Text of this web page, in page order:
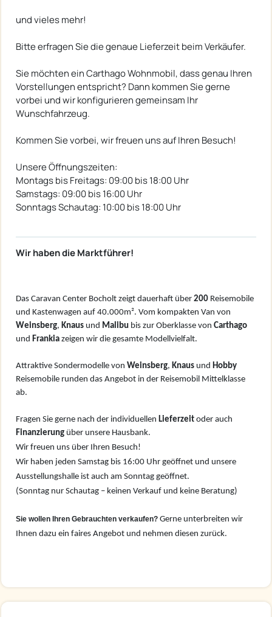
und vieles mehr!
Bitte erfragen Sie die genaue Lieferzeit beim Verkäufer.
Sie möchten ein Carthago Wohnmobil, dass genau Ihren
Vorstellungen entspricht? Dann kommen Sie gerne
vorbei und wir konfigurieren gemeinsam Ihr
Wunschfahrzeug.
Kommen Sie vorbei, wir freuen uns auf Ihren Besuch!
Unsere Öffnungszeiten:
Montags bis Freitags: 09:00 bis 18:00 Uhr
Samstags: 09:00 bis 16:00 Uhr
Sonntags Schautag: 10:00 bis 18:00 Uhr
Wir haben die Marktführer!
Das Caravan Center Bocholt zeigt dauerhaft über 200 Reisemobile
und Kastenwagen auf 40.000m². Vom kompakten Van von
Weinsberg, Knaus und Malibu bis zur Oberklasse von Carthago
und Frankia zeigen wir die gesamte Modellvielfalt.
Attraktive Sondermodelle von Weinsberg, Knaus und Hobby
Reisemobile runden das Angebot in der Reisemobil Mittelklasse
ab.
Fragen Sie gerne nach der individuellen Lieferzeit oder auch
Finanzierung über unsere Hausbank.
Wir freuen uns über Ihren Besuch!
Wir haben jeden Samstag bis 16:00 Uhr geöffnet und unsere
Ausstellungshalle ist auch am Sonntag geöffnet.
(Sonntag nur Schautag – keinen Verkauf und keine Beratung)
Sie wollen Ihren Gebrauchten verkaufen? Gerne unterbreiten wir
Ihnen dazu ein faires Angebot und nehmen diesen zurück.